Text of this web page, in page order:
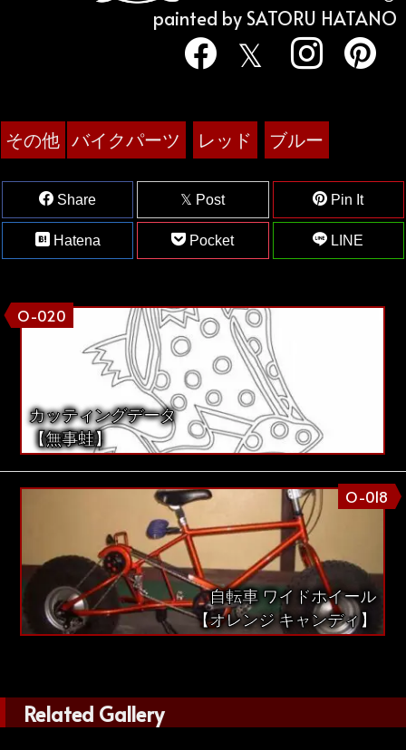
painted by SATORU HATANO
その他 バイクパーツ レッド ブルー
Share Post Pin It
Hatena Pocket LINE
O-020
カッティングデータ
【無事蛙】
O-018
自転車 ワイドホイール
【オレンジ キャンディ】
Related Gallery